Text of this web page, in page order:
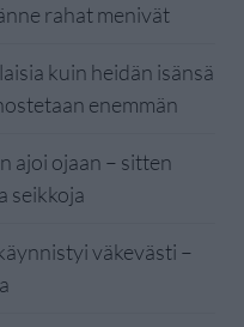
rahat menivät
kuin heidän isänsä
enemmän
ajoi ojaan – sitten
seikkoja
väkevästi –